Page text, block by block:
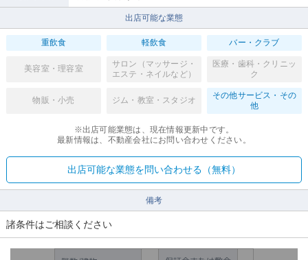
出店可能な業態
重飲食 軽飲食 バー・クラブ
美容室・理容室
サロン（マッサージ・
エステ・ネイルなど）
医療・歯科・クリニッ
ク
物販・小売 ジム・教室・スタジオ
その他サービス・その
他
※出店可能業態は、現在情報更新中です。
最新情報は、不動産会社にお問い合わせください。
出店可能な業態を問い合わせる（無料）
備考
諸条件はご相談ください